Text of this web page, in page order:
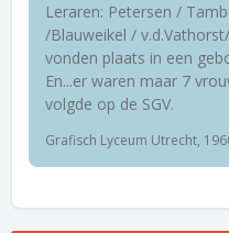
Leraren: Petersen /
/Blauweikel /
vonden plaats in een
En...er waren maar 7
volgde op de SGV.
Grafisch Lyceum Utrecht,